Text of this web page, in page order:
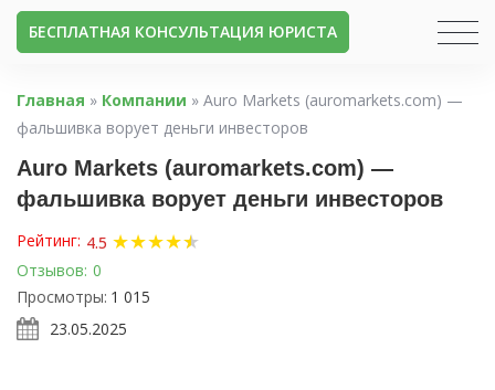
БЕСПЛАТНАЯ КОНСУЛЬТАЦИЯ ЮРИСТА
Главная » Компании » Auro Markets (auromarkets.com) —
фальшивка ворует деньги инвесторов
Auro Markets (auromarkets.com) —
фальшивка ворует деньги инвесторов
Рейтинг: 4.5 ★★★★★
★
Отзывов: 0
Просмотры: 1 015
23.05.2025